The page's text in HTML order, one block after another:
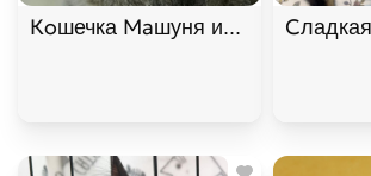
Кoшечка Maшуня ищет дом. В